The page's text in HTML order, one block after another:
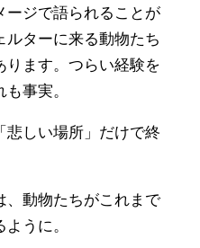
ージで語られることが
ルターに来る動物たち
ります。つらい経験を
事実。
悲しい場所」だけで終
、動物たちがこれまで
うに。